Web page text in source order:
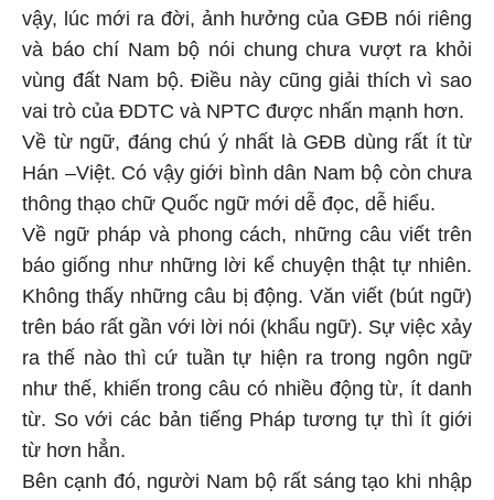
vậy, lúc mới ra đời, ảnh hưởng của GĐB nói riêng
và báo chí Nam bộ nói chung chưa vượt ra khỏi
vùng đất Nam bộ. Điều này cũng giải thích vì sao
vai trò của ĐDTC và NPTC được nhấn mạnh hơn.
Về từ ngữ, đáng chú ý nhất là GĐB dùng rất ít từ
Hán –Việt. Có vậy giới bình dân Nam bộ còn chưa
thông thạo chữ Quốc ngữ mới dễ đọc, dễ hiểu.
Về ngữ pháp và phong cách, những câu viết trên
báo giống như những lời kể chuyện thật tự nhiên.
Không thấy những câu bị động. Văn viết (bút ngữ)
trên báo rất gần với lời nói (khẩu ngữ). Sự việc xảy
ra thế nào thì cứ tuần tự hiện ra trong ngôn ngữ
như thế, khiến trong câu có nhiều động từ, ít danh
từ. So với các bản tiếng Pháp tương tự thì ít giới
từ hơn hẳn.
Bên cạnh đó, người Nam bộ rất sáng tạo khi nhập